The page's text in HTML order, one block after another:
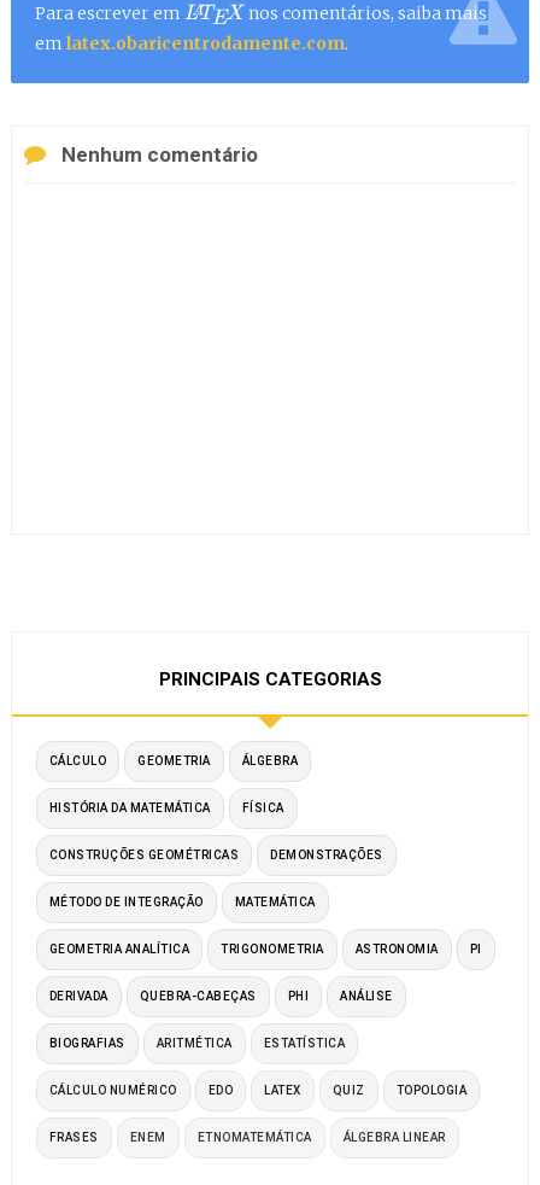
Para escrever em LATEX nos comentários, saiba mais
em latex.obaricentrodamente.com.
Nenhum comentário
PRINCIPAIS CATEGORIAS
CÁLCULO GEOMETRIA ÁLGEBRA
HISTÓRIA DA MATEMÁTICA FÍSICA
CONSTRUÇÕES GEOMÉTRICAS DEMONSTRAÇÕES
MÉTODO DE INTEGRAÇÃO MATEMÁTICA
GEOMETRIA ANALÍTICA TRIGONOMETRIA ASTRONOMIA PI
DERIVADA QUEBRA-CABEÇAS PHI ANÁLISE
BIOGRAFIAS ARITMÉTICA ESTATÍSTICA
CÁLCULO NUMÉRICO EDO LATEX QUIZ TOPOLOGIA
FRASES ENEM ETNOMATEMÁTICA ÁLGEBRA LINEAR